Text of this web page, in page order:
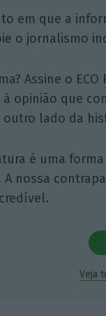
em que a
o jornalismo
Assine o
à opinião que
outro lado da
é uma
A nossa
Veja